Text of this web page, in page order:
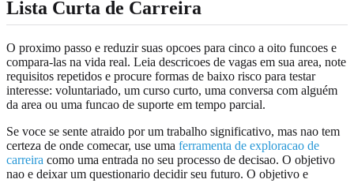
Lista Curta de Carreira
O proximo passo e reduzir suas opcoes para cinco a oito funcoes e
compara-las na vida real. Leia descricoes de vagas em sua area, note
requisitos repetidos e procure formas de baixo risco para testar
interesse: voluntariado, um curso curto, uma conversa com alguém
da area ou uma funcao de suporte em tempo parcial.
Se voce se sente atraido por um trabalho significativo, mas nao tem
certeza de onde comecar, use uma ferramenta de exploracao de
carreira como uma entrada no seu processo de decisao. O objetivo
nao e deixar um questionario decidir seu futuro. O objetivo e